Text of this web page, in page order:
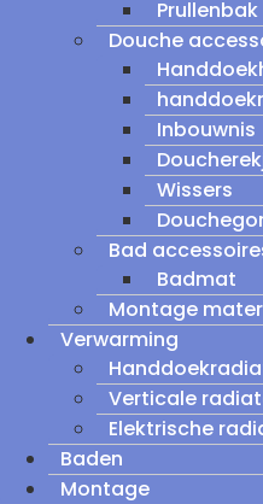
Prullenbak
Douche
Inbouwnis
Wissers
Bad
Badmat
Montage
Verwarming
Verticale
Elektrische
Baden
Montage